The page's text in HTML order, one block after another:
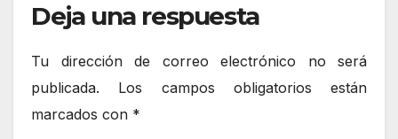
Deja una respuesta
Tu dirección de correo electrónico no será
publicada.
Los campos obligatorios están
marcados con *